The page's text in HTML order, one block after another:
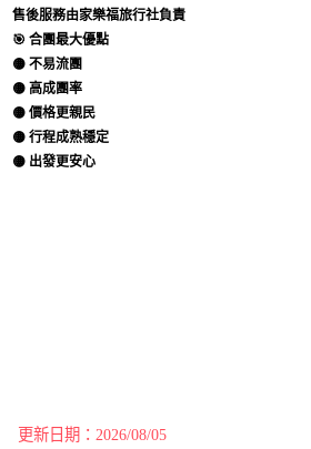
售後服務由家樂福旅行社負責
🎯 合團最大優點
🟡 不易流團
🟡 高成團率
🟡 價格更親民
🟡 行程成熟穩定
🟡 出發更安心
更新日期：2026/08/05